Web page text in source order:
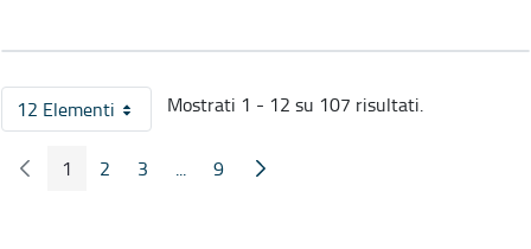
12 ElementiPer pagina
Mostrati 1 - 12 su 107 risultati.
Pagina Precedente
Pagina
1 Pagina
2 Pagina
3 ...
Pagine intermedie
Pagina
9 Pagina Seguente